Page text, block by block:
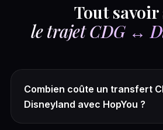
Tout
le trajet CDG ↔
Combien coûte un transfert
Disneyland avec HopYou ?